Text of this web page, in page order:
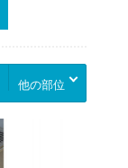
他の部位